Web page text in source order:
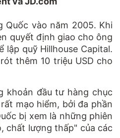
Quốc vào năm 2005. Khi
quyết định giao cho ông
lập quỹ Hillhouse Capital.
thêm 10 triệu USD cho
khoản đầu tư hàng chục
mạo hiểm, bởi đa phần
bị xem là những phiên
chất lượng thấp" của các